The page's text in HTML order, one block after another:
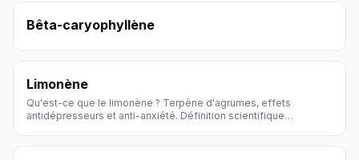
Bêta-caryophyllène
Limonène
Qu'est-ce que le limonène ? Terpène d'agrumes, effets
antidépresseurs et anti-anxiété. Définition scientifique